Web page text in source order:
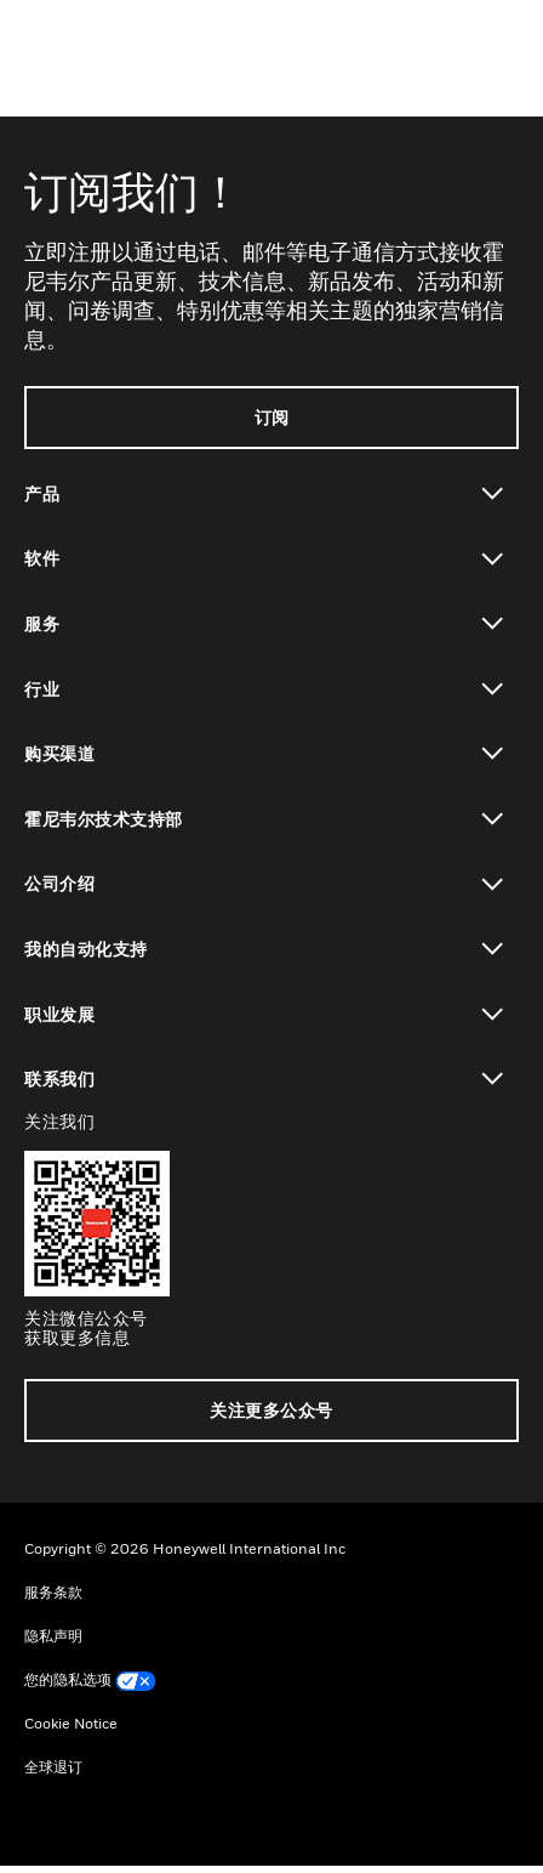
订阅我们！
立即注册以通过电话、邮件等电子通信方式接收霍
尼韦尔产品更新、技术信息、新品发布、活动和新
闻、问卷调查、特别优惠等相关主题的独家营销信
息。
订阅
产品
软件
服务
行业
购买渠道
霍尼韦尔技术支持部
公司介绍
我的自动化支持
职业发展
联系我们
toggle view
关注我们
关注微信公众号
获取更多信息
关注更多公众号
Copyright © 2026 Honeywell International Inc
服务条款
隐私声明
您的隐私选项
Cookie Notice
全球退订